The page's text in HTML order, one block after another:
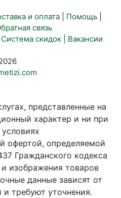
и оплата Помощь
связь
Система скидок | Вакансии
представленные на
характер и ни при
офертой, определяемой
Гражданского кодекса
изображения товаров
данные зависят от
и требуют уточнения.